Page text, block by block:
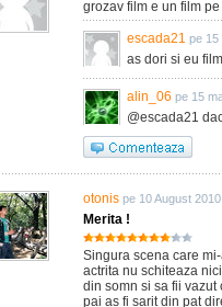
grozav film e un film pe
escada21 pe 15
as dori si eu
alin_06 pe 15
@escada21
otonis pe 10 August
Merita !
Singura scena care
actrita nu schiteaza
din somn si sa fii
pai as fi sarit din pat